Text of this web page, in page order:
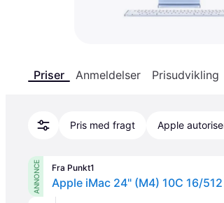
Priser Anmeldelser Prisudvikling
Pris med fragt Apple
ANNONCE Fra Punkt1
Apple iMac 24" (M4) 10C 16/512